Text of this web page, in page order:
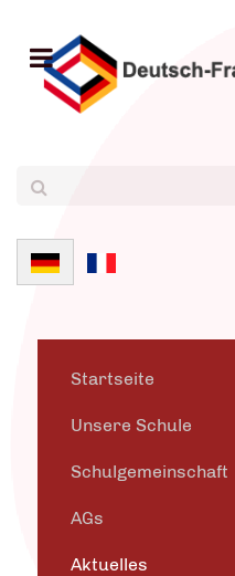
Sprache auswählen
Startseite
Unsere Schule
Schulgemeinschaft
AGs
Aktuelles